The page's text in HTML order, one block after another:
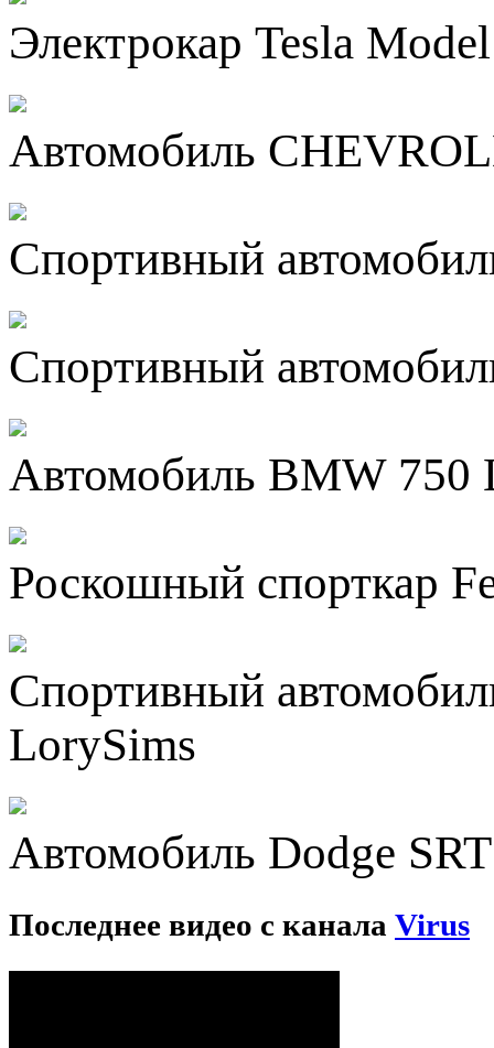
Электрокар Tesla
Автомобиль
Спортивный
Спортивный
Автомобиль BMW 750
Роскошный спорткар
Спортивный
LorySims
Автомобиль Dodge
Последнее видео с канала Virus